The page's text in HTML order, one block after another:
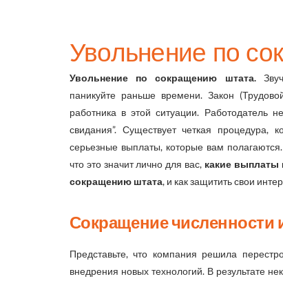
Увольнение по
Увольнение по сокращению штата.
паникуйте раньше времени. Закон
работника в этой ситуации. Работодатель
свидания”. Существует четкая процедура,
серьезные выплаты, которые вам
что это значит лично для вас, какие
сокращению штата, и как защитить свои
Сокращение численности
Представьте, что компания решила
внедрения новых технологий. В результате